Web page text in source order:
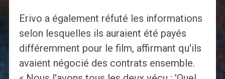
Erivo a également réfuté les informations
selon lesquelles ils auraient été payés
différemment pour le film, affirmant qu'ils
avaient négocié des contrats ensemble.